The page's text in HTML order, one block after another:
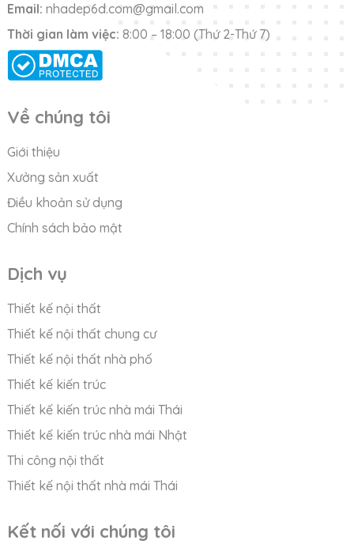
Email: nhadep6d.com@gmail.com
Thời gian làm việc: 8:00 – 18:00 (Thứ 2-Thứ 7)
Về chúng tôi
Giới thiệu
Xưởng sản xuất
Điều khoản sử dụng
Chính sách bảo mật
Dịch vụ
Thiết kế nội thất
Thiết kế nội thất chung cư
Thiết kế nội thất nhà phố
Thiết kế kiến trúc
Thiết kế kiến trúc nhà mái Thái
Thiết kế kiến trúc nhà mái Nhật
Thi công nội thất
Thiết kế nội thất nhà mái Thái
Kết nối với chúng tôi